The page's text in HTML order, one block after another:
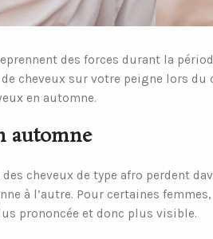
des forces durant la
cheveux sur votre peigne lors du
en automne.
automne
cheveux de type afro perdent
à l’autre. Pour certaines
prononcée et donc plus visible.